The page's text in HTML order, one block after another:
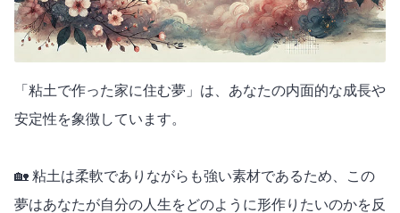
「粘土で作った家に住む夢」は、あなたの内面的な成長や
安定性を象徴しています。
🏡 粘土は柔軟でありながらも強い素材であるため、この
夢はあなたが自分の人生をどのように形作りたいのかを反